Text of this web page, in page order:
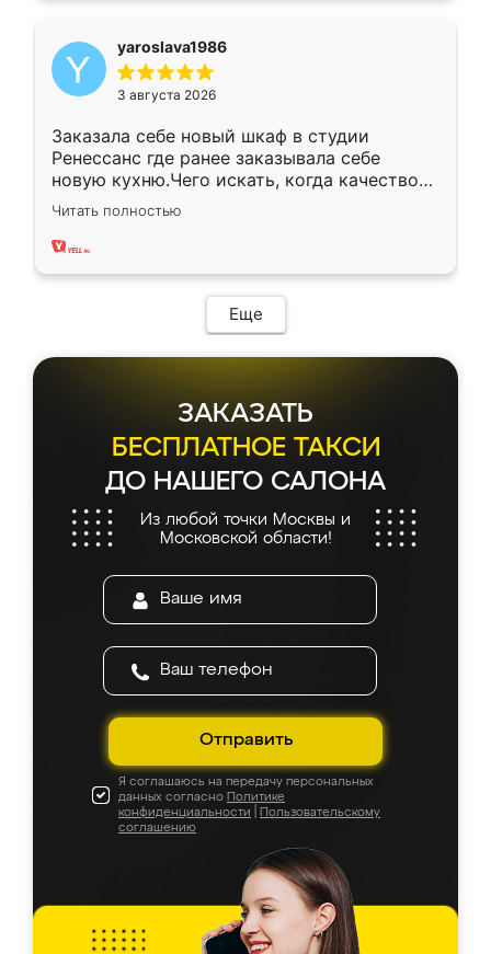
yaroslava1986
3 августа 2026
Заказала себе новый шкаф в студии
Ренессанс где ранее заказывала себе
новую кухню.Чего искать, когда качеством
вполне довольна. Служит кухня уже почти
два года, нареканий нет.
Читать полностью
Еще
ЗАКАЗАТЬ
БЕСПЛАТНОЕ ТАКСИ
ДО НАШЕГО САЛОНА
Из любой точки Москвы и
Московской области!
Отправить
Я соглашаюсь на передачу персональных
данных согласно Политике
конфиденциальности
Пользовательскому
соглашению